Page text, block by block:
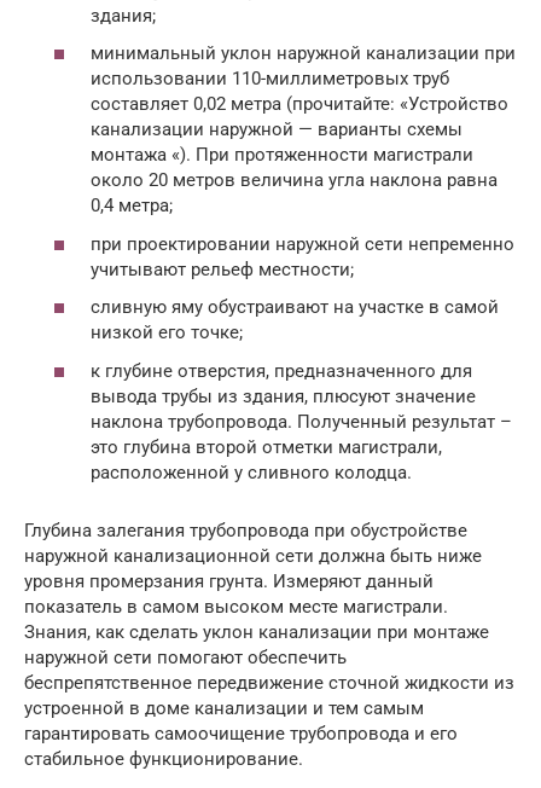
здания;
минимальный уклон наружной канализации при
использовании 110-миллиметровых труб
составляет 0,02 метра (прочитайте: «Устройство
канализации наружной — варианты схемы
монтажа «). При протяженности магистрали
около 20 метров величина угла наклона равна
0,4 метра;
при проектировании наружной сети непременно
учитывают рельеф местности;
сливную яму обустраивают на участке в самой
низкой его точке;
к глубине отверстия, предназначенного для
вывода трубы из здания, плюсуют значение
наклона трубопровода. Полученный результат –
это глубина второй отметки магистрали,
расположенной у сливного колодца.
Глубина залегания трубопровода при обустройстве
наружной канализационной сети должна быть ниже
уровня промерзания грунта. Измеряют данный
показатель в самом высоком месте магистрали.
Знания, как сделать уклон канализации при монтаже
наружной сети помогают обеспечить
беспрепятственное передвижение сточной жидкости из
устроенной в доме канализации и тем самым
гарантировать самоочищение трубопровода и его
стабильное функционирование.